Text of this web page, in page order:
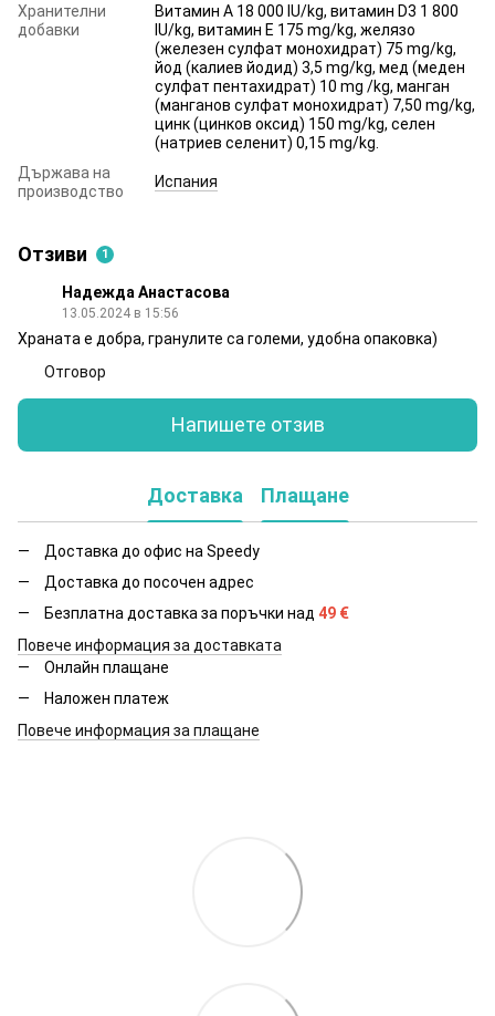
Хранителни
добавки
Витамин A 18 000 IU/kg, витамин D3 1 800
IU/kg, витамин E 175 mg/kg, желязо
(железен сулфат монохидрат) 75 mg/kg,
йод (калиев йодид) 3,5 mg/kg, мед (меден
сулфат пентахидрат) 10 mg /kg, манган
(манганов сулфат монохидрат) 7,50 mg/kg,
цинк (цинков оксид) 150 mg/kg, селен
(натриев селенит) 0,15 mg/kg.
Държава на
производство
Испания
Отзиви 1
Надежда Анастасова
13.05.2024 в 15:56
Храната е добра, гранулите са големи, удобна опаковка)
Отговор
Напишете отзив
Доставка Плащане
Доставка до офис на Speedy
Доставка до посочен адрес
Безплатна доставка за поръчки над 49 €
Повече информация за доставката
Онлайн плащане
Наложен платеж
Повече информация за плащане